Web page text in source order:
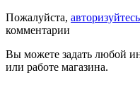
Пожалуйста, авторизуйтесь
комментарии
Вы можете задать любой
или работе магазина.